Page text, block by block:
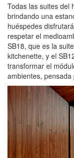
Todas las suites del
brindando una
huéspedes
respetar el
SB18, que es la
kitchenette, y el
transformar el
ambientes,